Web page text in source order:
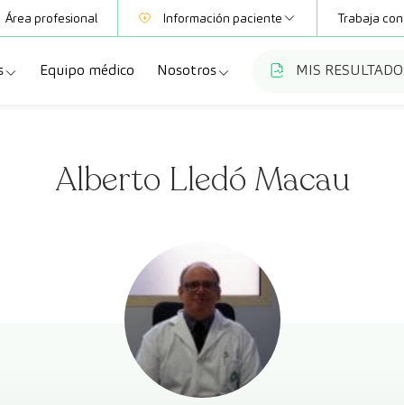
Área profesional Información paciente
Mutuas
Club CreuBlanca
Trabaja
diagnósticas
Equipo médico Nosotros
Trabaja con nosotros
CreuBlanca Empresas
Fundación Privada Imhotep
Preguntas frecuentes
MIS
Alberto Lledó Macau